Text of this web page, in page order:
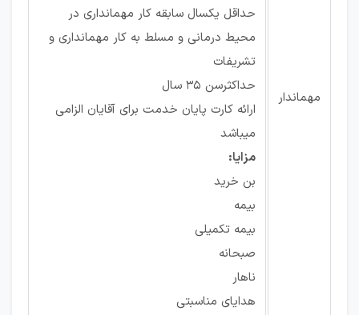
مهماندار
حداقل یكسال سابقه كار مهمانداری در
محیط درمانی و مسلط به كار مهمانداری و
تشریفات
حداكثرسن 35 سال
ارائه كارت پایان خدمت برای آقایان الزامی
میباشد
مزایا:
بن خرید
بیمه
بیمه تکمیلی
صبحانه
ناهار
هدایای مناسبتی